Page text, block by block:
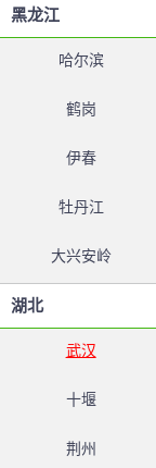
黑龙江
哈尔滨
鹤岗
伊春
牡丹江
大兴安岭
湖北
武汉
十堰
荆州